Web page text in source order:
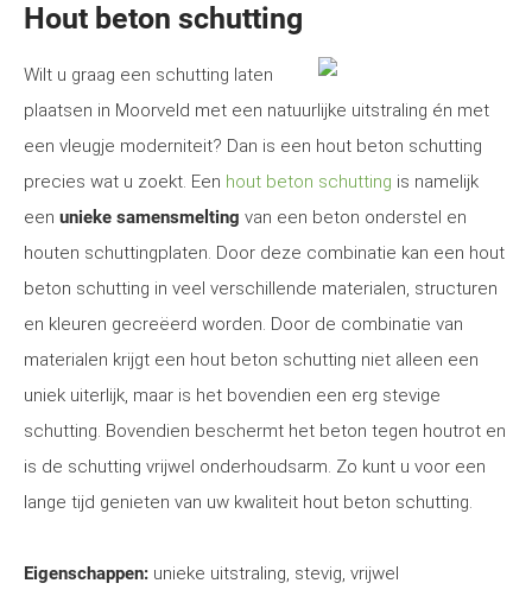
Hout beton schutting
Wilt u graag een schutting laten
plaatsen in Moorveld met een natuurlijke uitstraling én met
een vleugje moderniteit? Dan is een hout beton schutting
precies wat u zoekt. Een hout beton schutting is namelijk
een unieke samensmelting van een beton onderstel en
houten schuttingplaten. Door deze combinatie kan een hout
beton schutting in veel verschillende materialen, structuren
en kleuren gecreëerd worden. Door de combinatie van
materialen krijgt een hout beton schutting niet alleen een
uniek uiterlijk, maar is het bovendien een erg stevige
schutting. Bovendien beschermt het beton tegen houtrot en
is de schutting vrijwel onderhoudsarm. Zo kunt u voor een
lange tijd genieten van uw kwaliteit hout beton schutting.
Eigenschappen: unieke uitstraling, stevig, vrijwel